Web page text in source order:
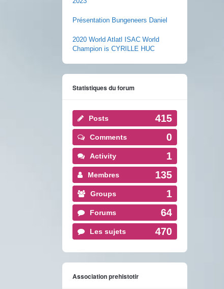
Présentation Bungeneers Daniel
2020 World Atlatl ISAC World
Champion is CYRILLE HUC
Statistiques du forum
Posts 415
Comments 0
Activity 1
Membres 135
Groups 1
Forums 64
Les sujets 470
Association prehistotir